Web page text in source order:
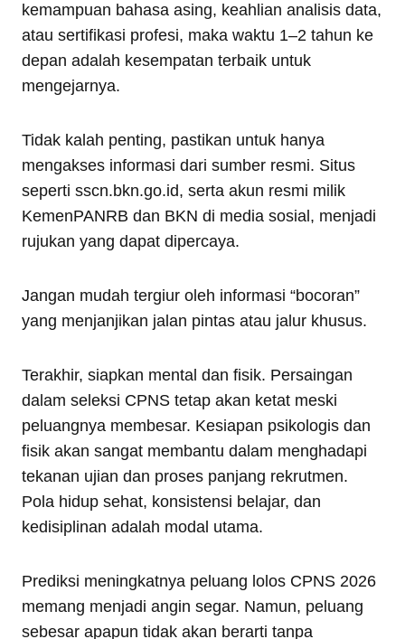
kemampuan bahasa asing, keahlian analisis data,
atau sertifikasi profesi, maka waktu 1–2 tahun ke
depan adalah kesempatan terbaik untuk
mengejarnya.
Tidak kalah penting, pastikan untuk hanya
mengakses informasi dari sumber resmi. Situs
seperti sscn.bkn.go.id, serta akun resmi milik
KemenPANRB dan BKN di media sosial, menjadi
rujukan yang dapat dipercaya.
Jangan mudah tergiur oleh informasi “bocoran”
yang menjanjikan jalan pintas atau jalur khusus.
Terakhir, siapkan mental dan fisik. Persaingan
dalam seleksi CPNS tetap akan ketat meski
peluangnya membesar. Kesiapan psikologis dan
fisik akan sangat membantu dalam menghadapi
tekanan ujian dan proses panjang rekrutmen.
Pola hidup sehat, konsistensi belajar, dan
kedisiplinan adalah modal utama.
Prediksi meningkatnya peluang lolos CPNS 2026
memang menjadi angin segar. Namun, peluang
sebesar apapun tidak akan berarti tanpa